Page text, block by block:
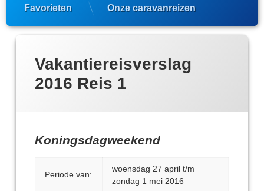
Favorieten Onze caravanreizen
Vakantiereisverslag
2016 Reis 1
Koningsdagweekend
Periode van:
woensdag 27 april t/m
zondag 1 mei 2016